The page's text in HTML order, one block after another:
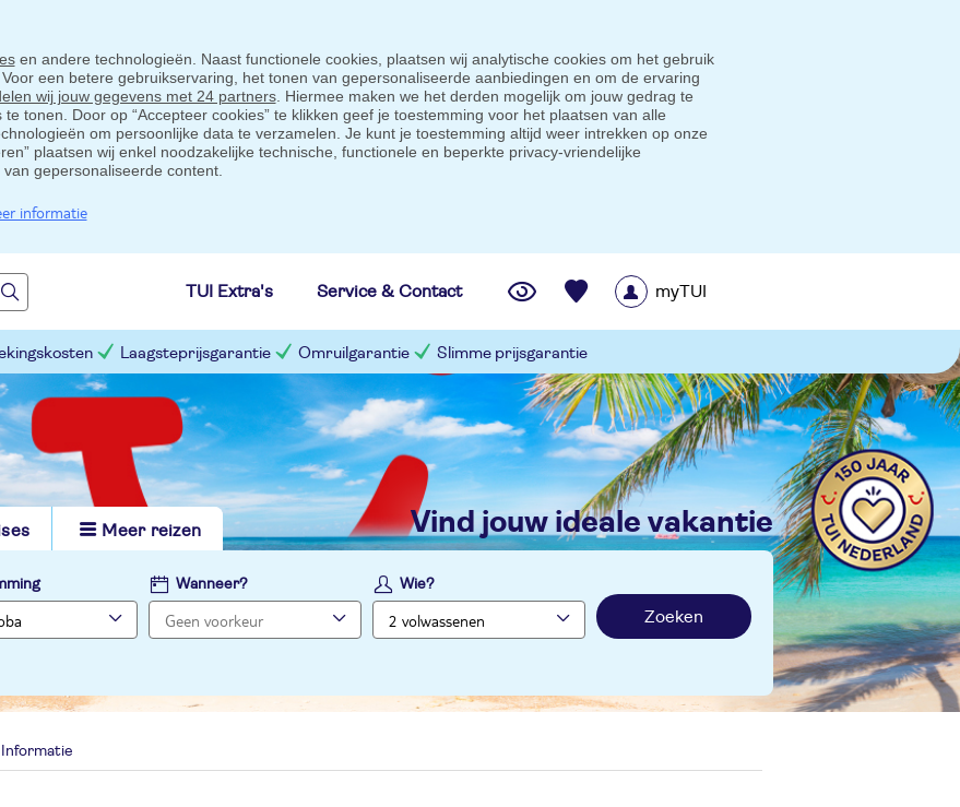
en andere technologieën. Naast functionele cookies, plaatsen wij analytische cookies om het gebruik
een betere gebruikservaring, het tonen van gepersonaliseerde aanbiedingen en om de ervaring
wij jouw gegevens met 24 partners. Hiermee maken we het derden mogelijk om jouw gedrag te
tonen. Door op “Accepteer cookies” te klikken geef je toestemming voor het plaatsen van alle
om persoonlijke data te verzamelen. Je kunt je toestemming altijd weer intrekken op onze
plaatsen wij enkel noodzakelijke technische, functionele en beperkte privacy-vriendelijke
gepersonaliseerde content.
informatie
TUI Extra's Service & Contact myTUI
Laagsteprijsgarantie Omruilgarantie Slimme prijsgarantie
Meer reizen vind jouw ideale vakantie
Wanneer? Wie?
Zoeken
Informatie